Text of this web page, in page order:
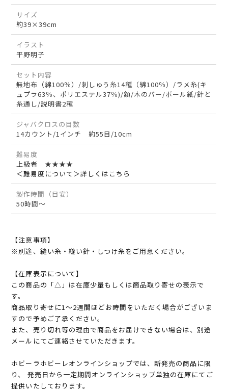
サイズ
約39×39cm
イラスト
平野明子
セット内容
無地布（綿100％）/刺しゅう糸14種（綿100％）/ラメ糸(キ
ュプラ63％、ポリエステル37％)/額/木のバー/ボール紙/針と
糸通し/説明書2種
ジャバクロスの目数
14カウント/1インチ 約55目/10cm
難易度
上級者 ★★★★
＜難易度について＞詳しくはこちら
製作時間（目安）
50時間～
【注意事項】
※別途、縫い糸・縫い針・しつけ糸をご用意ください。
【在庫表示について】
この商品の「△」は在庫少量もしくは商品取り寄せの表示で
す。
商品取り寄せに1～2週間ほどお時間をいただく場合がございま
すので予めご了承ください。
また、売り切れ等の理由で商品をお届けできない場合は、別途
メールにてご連絡させていただきます。
ホビーラホビーレオンラインショップでは、新発売の商品に限
り、 発売日から一定期間オンラインショップ単独の在庫にてご
提供いたしております。